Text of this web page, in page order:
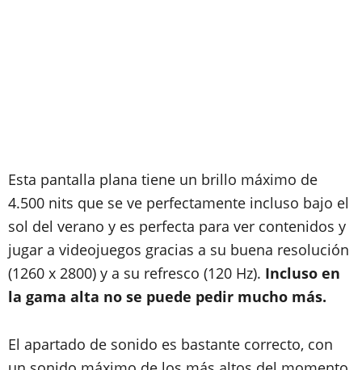
Esta pantalla plana tiene un brillo máximo de
4.500 nits que se ve perfectamente incluso bajo el
sol del verano y es perfecta para ver contenidos y
jugar a videojuegos gracias a su buena resolución
(1260 x 2800) y a su refresco (120 Hz). Incluso en
la gama alta no se puede pedir mucho más.
El apartado de sonido es bastante correcto, con